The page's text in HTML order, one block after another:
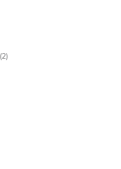
(2)